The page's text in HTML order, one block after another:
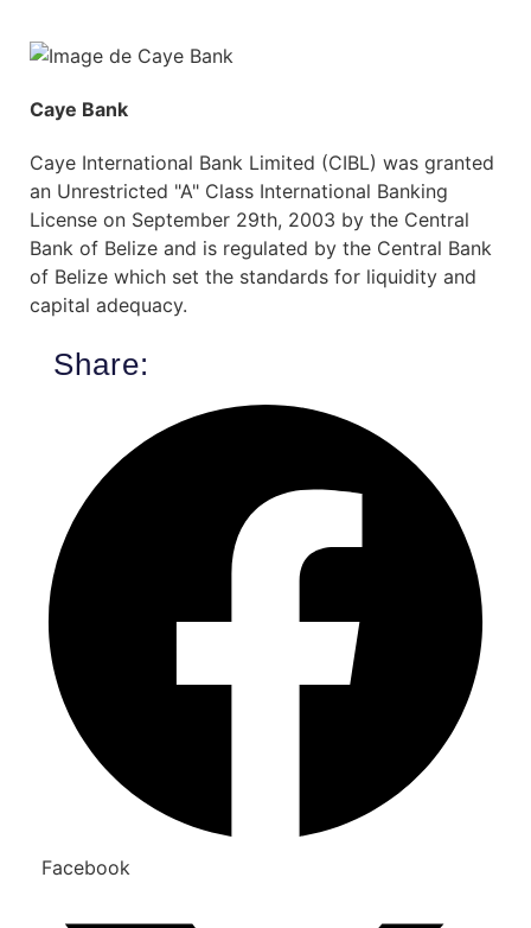
Caye Bank
Caye International Bank Limited (CIBL) was granted
an Unrestricted "A" Class International Banking
License on September 29th, 2003 by the Central
Bank of Belize and is regulated by the Central Bank
of Belize which set the standards for liquidity and
capital adequacy.
Share:
Facebook